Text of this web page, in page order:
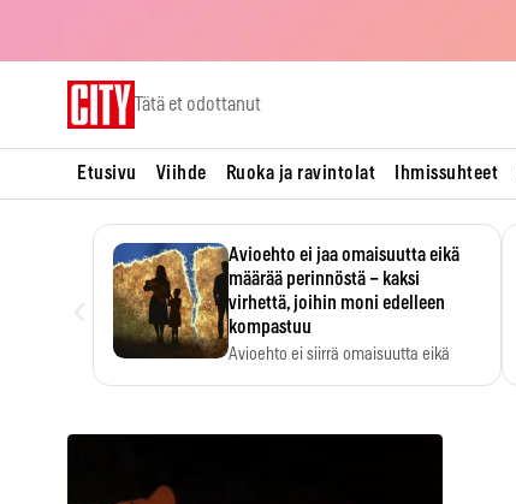
Tätä et odottanut
Etusivu Viihde Ruoka ja ravintolat Ihmissuhteet
Avioehto ei jaa omaisuutta eikä
määrää perinnöstä – kaksi
virhettä, joihin moni edelleen
kompastuu
Avioehto ei siirrä omaisuutta eikä